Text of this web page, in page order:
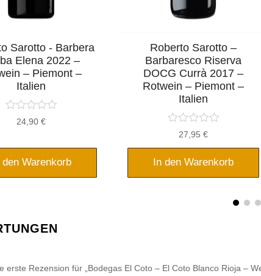
Sarotto - Barbera
Elena 2022 –
– Piemont –
Italien
24,90€
den Warenkorb
Roberto Sarotto –
Barbaresco Riserva
DOCG Currà 2017 –
Rotwein – Piemont –
Italien
27,95€
In den Warenkorb
erste Rezension für „Bodegas El Coto – El Coto Blanco Rioja –